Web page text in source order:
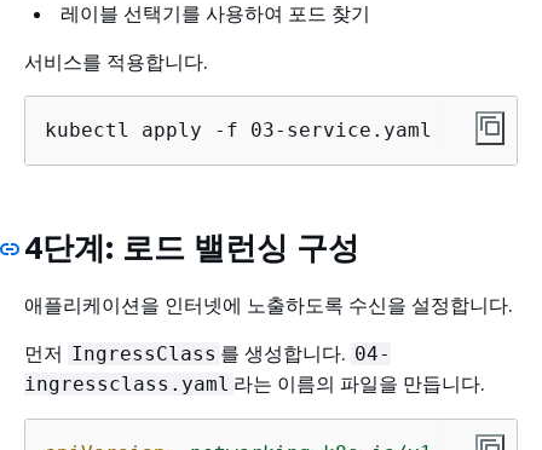
레이블 선택기를 사용하여 포드 찾기
서비스를 적용합니다.
kubectl apply -f 03-service.yaml
4단계: 로드 밸런싱 구성
애플리케이션을 인터넷에 노출하도록 수신을 설정합니다.
먼저 IngressClass 를 생성합니다. 04-
ingressclass.yaml 라는 이름의 파일을 만듭니다.